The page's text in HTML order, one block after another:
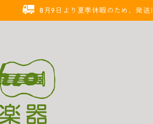
8月9日より夏季休暇のため、発